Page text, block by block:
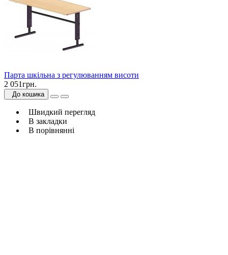
Парта шкільна з регулюванням висоти
2 051грн.
До кошика
Швидкий перегляд
В закладки
В порівнянні